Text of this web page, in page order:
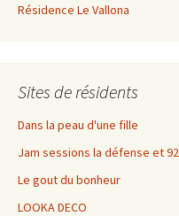
Résidence Le Vallona
Sites de résidents
Dans la peau d'une fille
Jam sessions la défense et 92
Le gout du bonheur
LOOKA DECO